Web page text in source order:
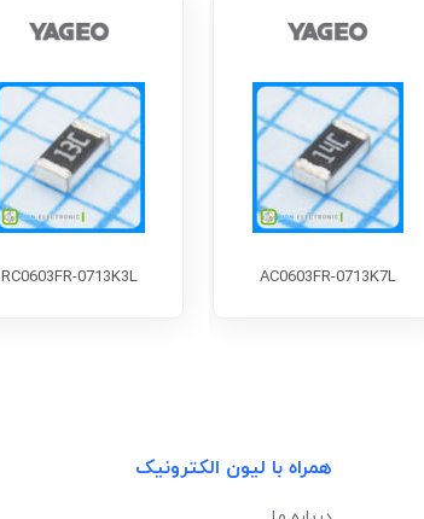
AC0603FR-0713K7L
RC0603FR-0713K3L
همراه با لیون الکترونیک